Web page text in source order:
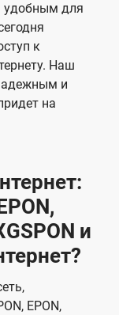
удобным для
к
Наш
и
на
и
EPON,